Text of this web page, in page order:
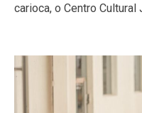
carioca, o Centro Cultural